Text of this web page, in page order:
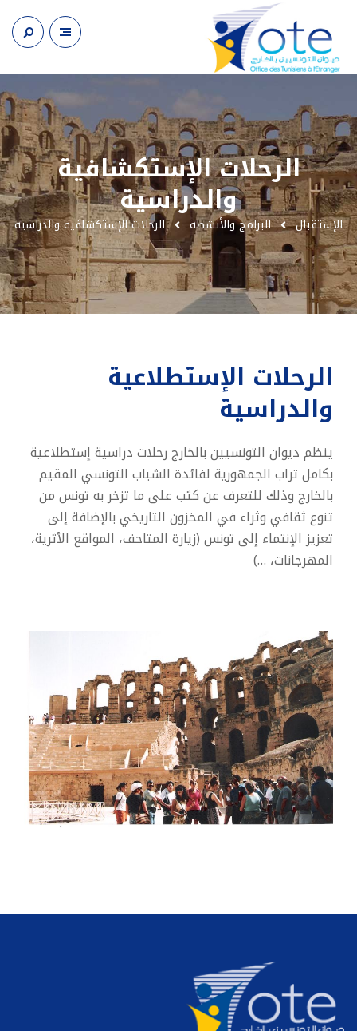
الرحلات الإستكشافية
والدراسية
الإستقبال البرامج والأنشطة الرحلات الإستكشافية والدراسية
الرحلات الإستطلاعية
والدراسية
ينظم ديوان التونسيين بالخارج رحلات دراسية إستطلاعية
بكامل تراب الجمهورية لفائدة الشباب التونسي المقيم
بالخارج وذلك للتعرف عن كثب على ما تزخر به تونس من
تنوع ثقافي وثراء في المخزون التاريخي بالإضافة إلى
تعزيز الإنتماء إلى تونس (زيارة المتاحف، المواقع الأثرية،
المهرجانات، …)